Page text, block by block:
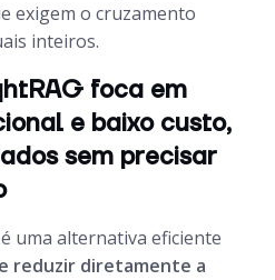
exigem o cruzamento
inteiros.
foca em
e baixo custo,
sem precisar
uma alternativa eficiente
reduzir diretamente a